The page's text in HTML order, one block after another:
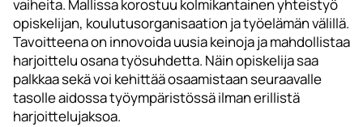
vaiheita. Mallissa korostuu kolmikantainen yhteistyö
opiskelijan, koulutusorganisaation ja työelämän välillä.
Tavoitteena on innovoida uusia keinoja ja mahdollistaa
harjoittelu osana työsuhdetta. Näin opiskelija saa
palkkaa sekä voi kehittää osaamistaan seuraavalle
tasolle aidossa työympäristössä ilman erillistä
harjoittelujaksoa.